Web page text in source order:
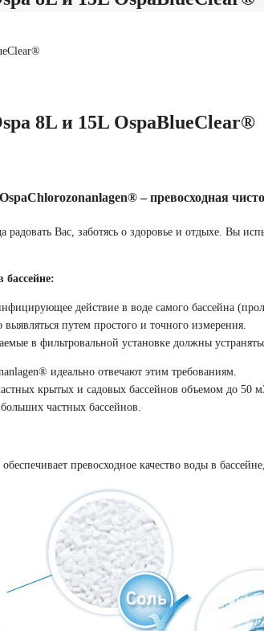
8L и 15L OspaBlueClear®
– превосходная
Вас, заботясь о здоровье и отдыхе. Вы
действие в воде самого бассейна
путем простого и точного измерения.
в фильтровальной установке должны
идеально отвечают этим требованиям.
крытых и садовых бассейнов объемом до 50
частных бассейнов.
превосходное качество воды в